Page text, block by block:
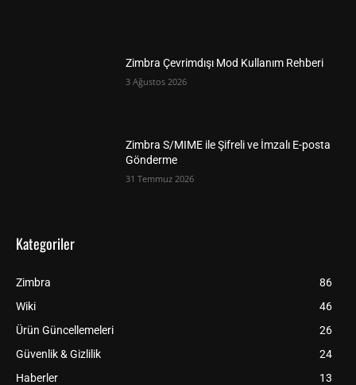
Zimbra Çevrimdışı Mod Kullanım Rehberi
3 Ağustos 2026
Zimbra S/MIME ile Şifreli ve İmzalı E-posta
Gönderme
31 Temmuz 2026
Kategoriler
Zimbra
86
Wiki
46
Ürün Güncellemeleri
26
Güvenlik & Gizlilik
24
Haberler
13